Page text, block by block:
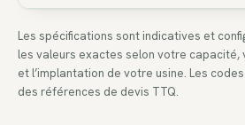
Les spécifications sont indicatives et
les valeurs exactes selon votre
et l’implantation de votre usine. Les
des références de devis TTQ.